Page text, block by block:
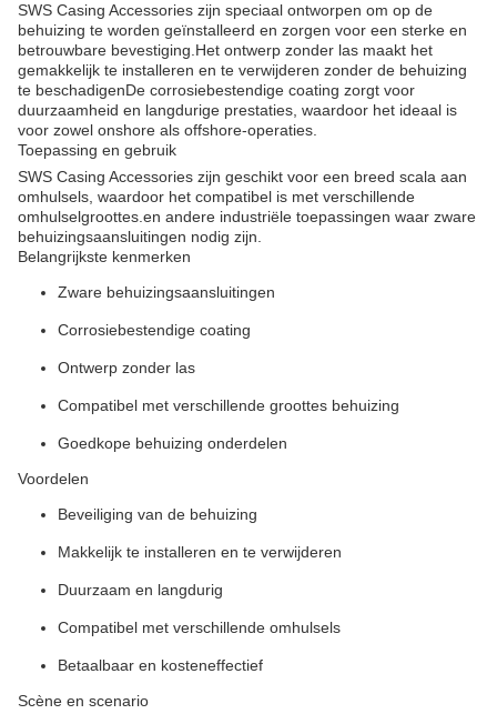
SWS Casing Accessories zijn speciaal ontworpen om op de
behuizing te worden geïnstalleerd en zorgen voor een sterke en
betrouwbare bevestiging.Het ontwerp zonder las maakt het
gemakkelijk te installeren en te verwijderen zonder de behuizing
te beschadigenDe corrosiebestendige coating zorgt voor
duurzaamheid en langdurige prestaties, waardoor het ideaal is
voor zowel onshore als offshore-operaties.
Toepassing en gebruik
SWS Casing Accessories zijn geschikt voor een breed scala aan
omhulsels, waardoor het compatibel is met verschillende
omhulselgroottes.en andere industriële toepassingen waar zware
behuizingsaansluitingen nodig zijn.
Belangrijkste kenmerken
Zware behuizingsaansluitingen
Corrosiebestendige coating
Ontwerp zonder las
Compatibel met verschillende groottes behuizing
Goedkope behuizing onderdelen
Voordelen
Beveiliging van de behuizing
Makkelijk te installeren en te verwijderen
Duurzaam en langdurig
Compatibel met verschillende omhulsels
Betaalbaar en kosteneffectief
Scène en scenario